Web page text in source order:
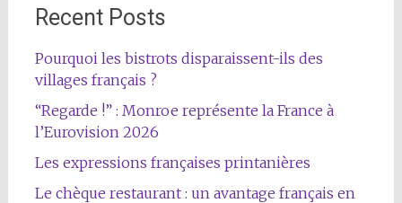
Recent Posts
Pourquoi les bistrots disparaissent-ils des
villages français ?
“Regarde !” : Monroe représente la France à
l’Eurovision 2026
Les expressions françaises printanières
Le chèque restaurant : un avantage français en